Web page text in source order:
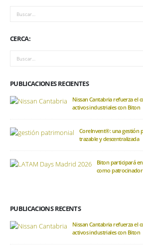
CERCA:
PUBLICACIONES RECIENTES
Nissan Cantabria refuerza el
activos industriales con Biton
CoreInvent®: una gestión
trazable y descentralizada
Biton participará
como
PUBLICACIONS RECENTS
Nissan Cantabria refuerza el
activos industriales con Biton